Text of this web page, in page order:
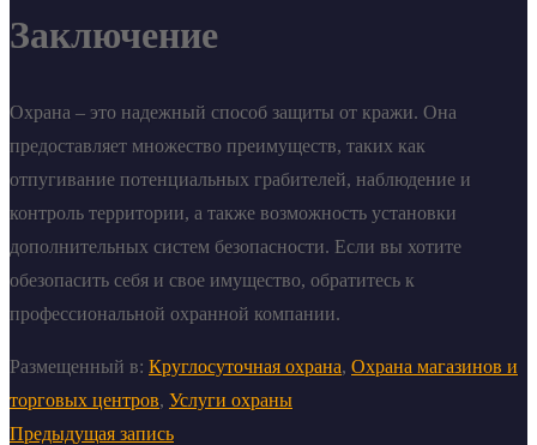
Заключение
Охрана – это надежный способ защиты от кражи. Она
предоставляет множество преимуществ, таких как
отпугивание потенциальных грабителей, наблюдение и
контроль территории, а также возможность установки
дополнительных систем безопасности. Если вы хотите
обезопасить себя и свое имущество, обратитесь к
профессиональной охранной компании.
Размещенный в: Круглосуточная охрана, Охрана магазинов и
торговых центров, Услуги охраны
Предыдущая запись